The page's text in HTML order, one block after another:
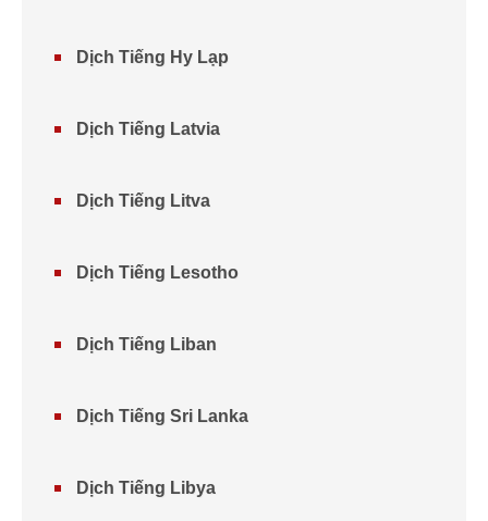
Dịch Tiếng Hy Lạp
Dịch Tiếng Latvia
Dịch Tiếng Litva
Dịch Tiếng Lesotho
Dịch Tiếng Liban
Dịch Tiếng Sri Lanka
Dịch Tiếng Libya